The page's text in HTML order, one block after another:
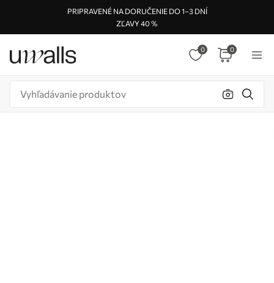
PRIPRAVENÉ NA DORUČENIE DO 1–3 DNÍ
ZĽAVY 40 %
0 0